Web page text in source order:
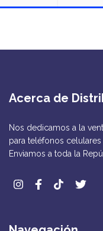
Acerca de
Nos dedicamos a la
para teléfonos
Enviamos a toda la